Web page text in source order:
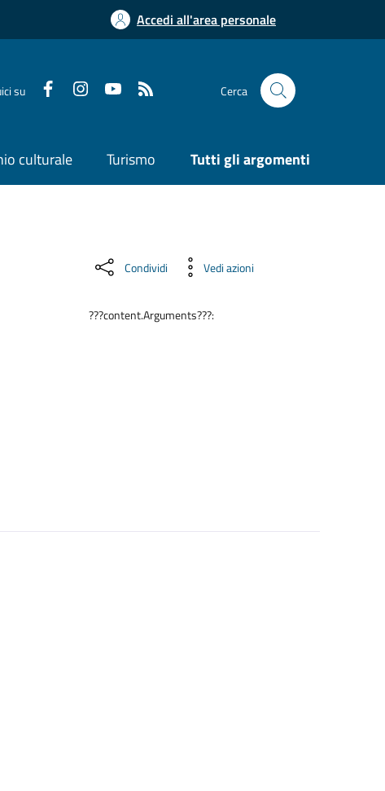
Accedi all'area personale
su Cerca
culturale Turismo Tutti gli argomenti
Condividi Vedi azioni
???content.Arguments???: